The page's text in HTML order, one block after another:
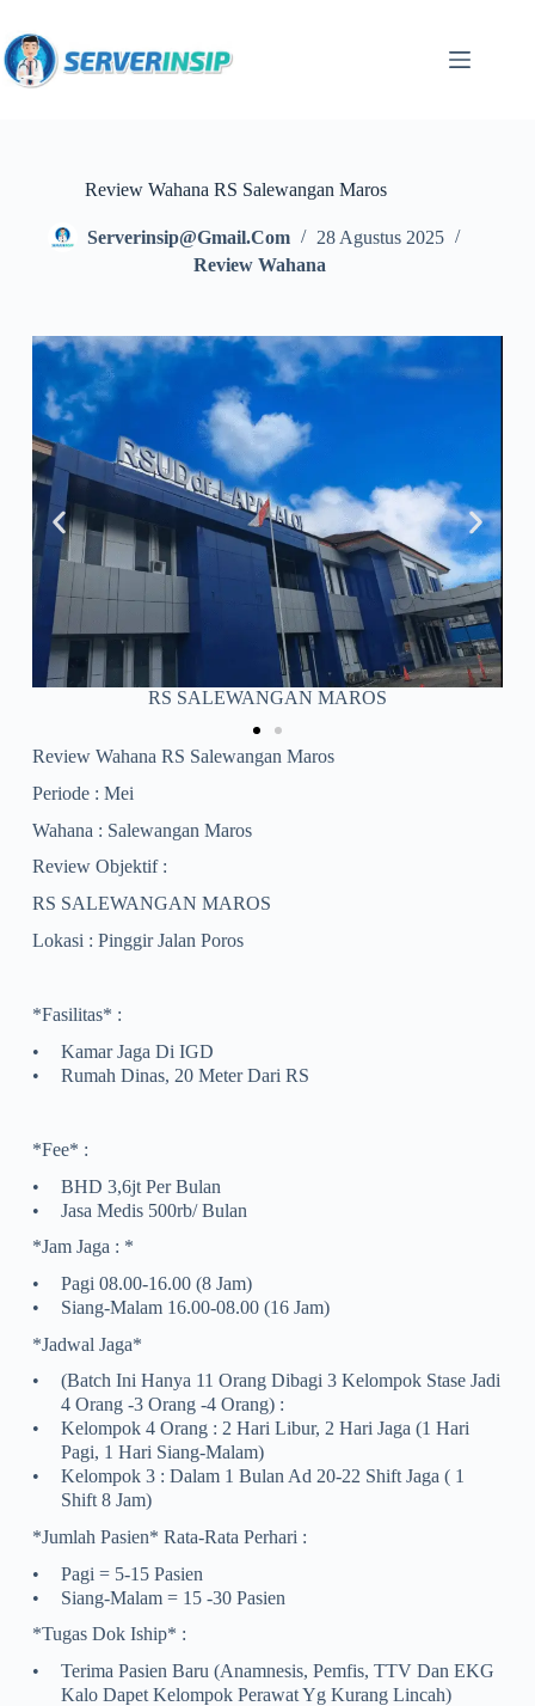
Review Wahana RS Salewangan Maros
Serverinsip@gmail.com
28 Agustus 2025
Review Wahana
PUSKESMAS TANRALILI
Review Wahana RS Salewangan Maros
Periode : Mei
Wahana : Salewangan Maros
Review Objektif :
RS SALEWANGAN MAROS
Lokasi : Pinggir Jalan Poros
*Fasilitas* :
•
Kamar Jaga Di IGD
•
Rumah Dinas, 20 Meter Dari RS
*Fee* :
•
BHD 3,6jt Per Bulan
•
Jasa Medis 500rb/ Bulan
*Jam Jaga : *
•
Pagi 08.00-16.00 (8 Jam)
•
Siang-Malam 16.00-08.00 (16 Jam)
*Jadwal Jaga*
•
(batch Ini Hanya 11 Orang Dibagi 3 Kelompok Stase Jadi
4 Orang -3 Orang -4 Orang) :
•
Kelompok 4 Orang : 2 Hari Libur, 2 Hari Jaga (1 Hari
Pagi, 1 Hari Siang-Malam)
•
Kelompok 3 : Dalam 1 Bulan Ad 20-22 Shift Jaga ( 1
Shift 8 Jam)
*Jumlah Pasien* Rata-Rata Perhari :
•
Pagi = 5-15 Pasien
•
Siang-Malam = 15 -30 Pasien
*Tugas Dok Iship* :
•
Terima Pasien Baru (anamnesis, Pemfis, TTV Dan EKG
Kalo Dapet Kelompok Perawat Yg Kurang Lincah)